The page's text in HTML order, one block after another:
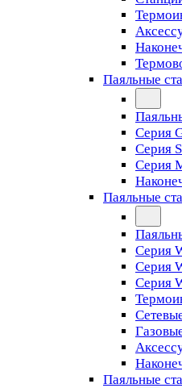
Паяльные
Серия
Серия
Серия
Паяльные
Серия
Серия
Серия
Паяльные